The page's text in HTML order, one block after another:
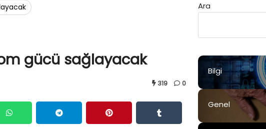
gücü sağlayacak
319 0
Ara
Bilgi
Genel